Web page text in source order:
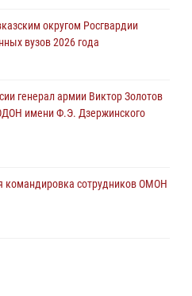
округом Росгвардии
вузов 2026 года
генерал армии Виктор Золотов
имени Ф.Э. Дзержинского
командировка сотрудников ОМОН